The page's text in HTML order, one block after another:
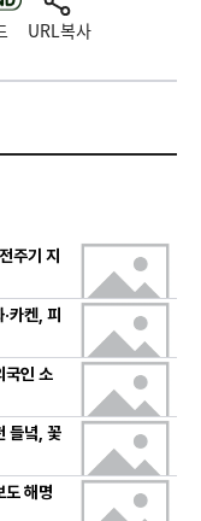
URL복사
주기 지
카켄, 피
국인 소
들녘, 꽃
도 해명